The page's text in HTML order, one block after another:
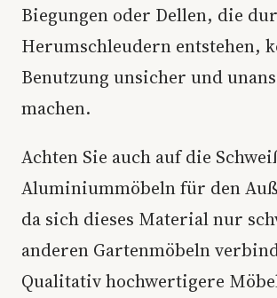
Biegungen oder Dellen, die
Herumschleudern entstehen,
Benutzung unsicher und
machen.
Achten Sie auch auf die
Aluminiummöbeln für den
da sich dieses Material nur
anderen Gartenmöbeln
Qualitativ hochwertigere